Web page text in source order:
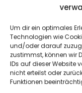
Um dir ein optimales
Technologien wie
und/oder darauf
zustimmst, können wir
IDs auf dieser Website
nicht erteilst oder
Funktionen
einen Server von
dort gespeichert.
Code um den
Code bewirkt,
von Google
Europäischen
des Abkommens